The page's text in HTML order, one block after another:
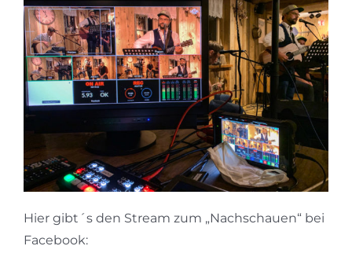
Hier gibt´s den Stream zum „Nachschauen“ bei
Facebook: